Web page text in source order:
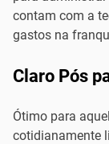
contam com a
gastos na
Claro Pós
Ótimo para
cotidianamente